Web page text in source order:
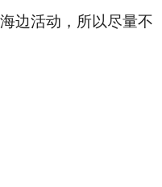
边活动，所以尽量不